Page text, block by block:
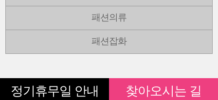
패션의류
패션잡화
정기휴무일 안내 찾아오시는 길